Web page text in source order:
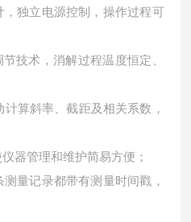
独立电源控制，操作过程可
技术，消解过程温度恒定、
算斜率、截距及相关系数，
器管理和维护简易方便；
量记录都带有测量时间戳，